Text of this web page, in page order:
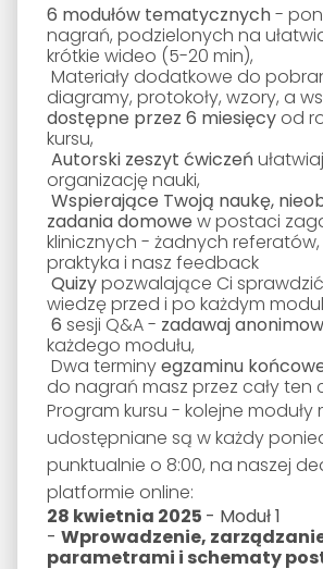
6 modułów tematycznych-
nagrań, podzielonych na
krótkie wideo (5-20 min),
Materiały dodatkowe do
diagramy, protokoły, wzory, a
dostępne przez 6 miesięcyod
kursu,
Autorski zeszyt ćwiczeń
organizację nauki,
Wspierające Twoją naukę,
zadania domowe w postaci
klinicznych - żadnych
praktyka i nasz feedback
Quizypozwalające Ci
wiedzę przed i po każdym
6 sesji Q&A - zadawaj
każdego modułu,
Dwa terminyegzaminu
do nagrań masz przez cały ten
Program kursu - kolejne
udostępniane są w każdy
punktualnie o 8:00, na naszej
platformie online:
28 kwietnia 2025 - Moduł 1
- Wprowadzenie,
parametrami i schematy